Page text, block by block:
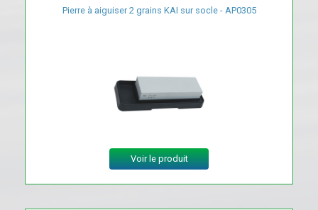
Pierre à aiguiser 2 grains KAI sur socle - AP0305
Voir le produit